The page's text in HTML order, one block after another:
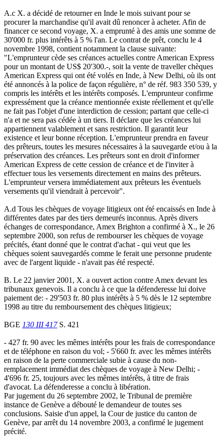
A.c X. a décidé de retourner en Inde le mois suivant pour se
procurer la marchandise qu'il avait dû renoncer à acheter. Afin de
financer ce second voyage, X. a emprunté à des amis une somme de
30'000 fr. plus intérêts à 5 % l'an. Le contrat de prêt, conclu le 4
novembre 1998, contient notamment la clause suivante:
"L'emprunteur cède ses créances actuelles contre American Express
pour un montant de US$ 20'300.-, soit la vente de traveller chèques
American Express qui ont été volés en Inde, à New Delhi, où ils ont
été annoncés à la police de façon régulière, n° de réf. 983 350 539, y
compris les intérêts et les intérêts composés. L'emprunteur confirme
expressément que la créance mentionnée existe réellement et qu'elle
ne fait pas l'objet d'une interdiction de cession; partant que celle-ci
n'a et ne sera pas cédée à un tiers. Il déclare que les créances lui
appartiennent valablement et sans restriction. Il garantit leur
existence et leur bonne réception. L'emprunteur prendra en faveur
des prêteurs, toutes les mesures nécessaires à la sauvegarde et/ou à la
préservation des créances. Les prêteurs sont en droit d'informer
American Express de cette cession de créance et de l'inviter à
effectuer tous les versements directement en mains des prêteurs.
L'emprunteur versera immédiatement aux prêteurs les éventuels
versements qu'il viendrait à percevoir".
A.d Tous les chèques de voyage litigieux ont été encaissés en Inde à
différentes dates par des tiers demeurés inconnus. Après divers
échanges de correspondance, Amex Brighton a confirmé à X., le 26
septembre 2000, son refus de rembourser les chèques de voyage
précités, étant donné que le contrat d'achat - qui veut que les
chèques soient sauvegardés comme le ferait une personne prudente
avec de l'argent liquide - n'avait pas été respecté.
B. Le 22 janvier 2001, X. a ouvert action contre Amex devant les
tribunaux genevois. Il a conclu à ce que la défenderesse lui doive
paiement de: - 29'503 fr. 80 plus intérêts à 5 % dès le 12 septembre
1998 au titre du remboursement des chèques litigieux;
BGE 130 III 417S. 421
- 427 fr. 90 avec les mêmes intérêts pour les frais de correspondance
et de téléphone en raison du vol; - 5'660 fr. avec les mêmes intérêts
en raison de la perte commerciale subie à cause du non-
remplacement immédiat des chèques de voyage à New Delhi; -
4'696 fr. 25, toujours avec les mêmes intérêts, à titre de frais
d'avocat. La défenderesse a conclu à libération.
Par jugement du 26 septembre 2002, le Tribunal de première
instance de Genève a débouté le demandeur de toutes ses
conclusions. Saisie d'un appel, la Cour de justice du canton de
Genève, par arrêt du 14 novembre 2003, a confirmé le jugement
précité.